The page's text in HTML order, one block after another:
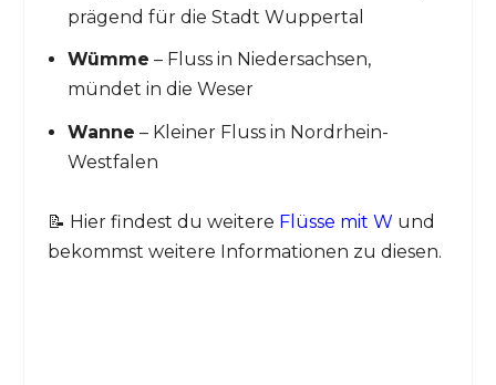
prägend für die Stadt Wuppertal
Wümme – Fluss in Niedersachsen,
mündet in die Weser
Wanne – Kleiner Fluss in Nordrhein-
Westfalen
📝 Hier findest du weitere Flüsse mit W und
bekommst weitere Informationen zu diesen.